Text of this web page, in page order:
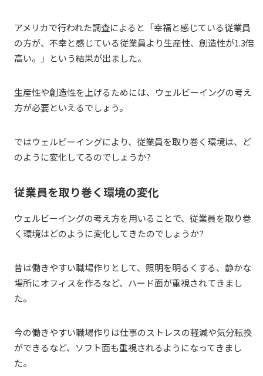
アメリカで行われた調査によると「幸福と感じている従業員
の方が、不幸と感じている従業員より生産性、創造性が1.3倍
高い。」という結果が出ました。
生産性や創造性を上げるためには、ウェルビーイングの考え
方が必要といえるでしょう。
ではウェルビーイングにより、従業員を取り巻く環境は、ど
のように変化してるのでしょうか?
従業員を取り巻く環境の変化
ウェルビーイングの考え方を用いることで、従業員を取り巻
く環境はどのように変化してきたのでしょうか?
昔は働きやすい職場作りとして、照明を明るくする、静かな
場所にオフィスを作るなど、ハード面が重視されてきまし
た。
今の働きやすい職場作りは仕事のストレスの軽減や気分転換
ができるなど、ソフト面も重視されるようになってきまし
た。